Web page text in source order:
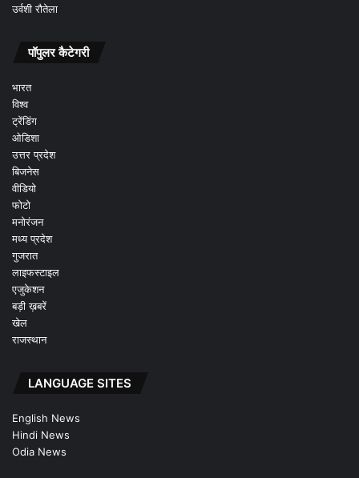
उर्वशी रौतेला
पॉपुलर कैटेगरी
भारत
विश्व
ट्रेंडिंग
ओडिशा
उत्तर प्रदेश
बिजनेस
वीडियो
फोटो
मनोरंजन
मध्य प्रदेश
गुजरात
लाइफस्टाइल
एजुकेशन
बड़ी ख़बरें
खेल
राजस्थान
LANGUAGE SITES
English News
Hindi News
Odia News